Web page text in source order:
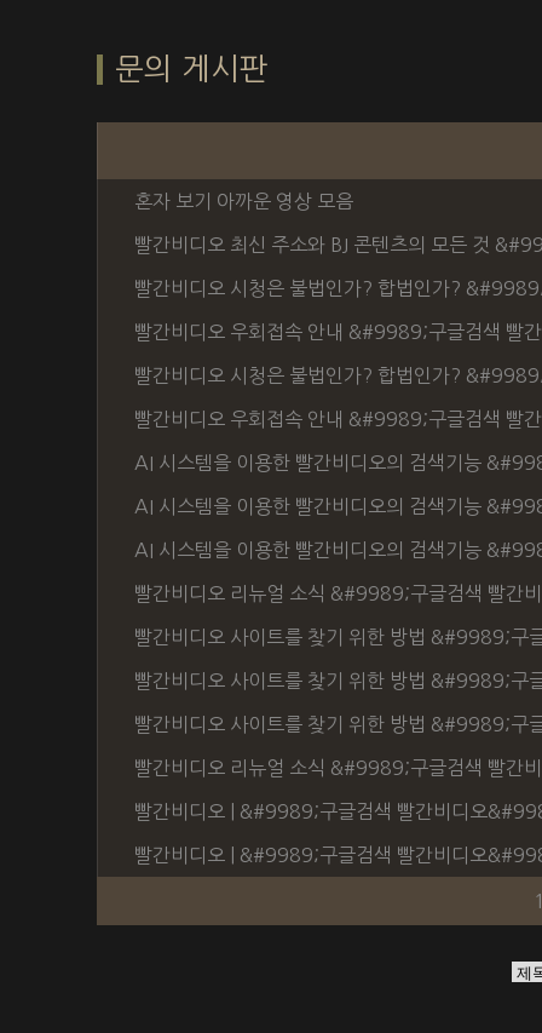
문의 게시판
혼자 보기 아까운 영상 모음
빨간비디오 최신 주소와 BJ 콘텐츠의 모든 것
빨간비디오 시청은 불법인가? 합법인가?
빨간비디오 우회접속 안내 &#9989;구글검색 빨
빨간비디오 시청은 불법인가? 합법인가?
빨간비디오 우회접속 안내 &#9989;구글검색 빨
AI 시스템을 이용한 빨간비디오의 검색기능
AI 시스템을 이용한 빨간비디오의 검색기능
AI 시스템을 이용한 빨간비디오의 검색기능
빨간비디오 리뉴얼 소식 &#9989;구글검색 빨간
빨간비디오 사이트를 찾기 위한 방법 &#9989;구
빨간비디오 사이트를 찾기 위한 방법 &#9989;구
빨간비디오 사이트를 찾기 위한 방법 &#9989;구
빨간비디오 리뉴얼 소식 &#9989;구글검색 빨간
빨간비디오 | &#9989;구글검색 빨간비디오
빨간비디오 | &#9989;구글검색 빨간비디오